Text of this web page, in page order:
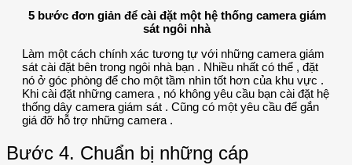
5 bước đơn giản để cài đặt một hệ thống camera giám
sát ngôi nhà
Làm một cách chính xác tương tự với những camera giám
sát cài đặt bên trong ngôi nhà bạn . Nhiều nhất có thể , đặt
nó ở góc phòng để cho một tầm nhìn tốt hơn của khu vực .
Khi cài đặt những camera , nó không yêu cầu bạn cài đặt hệ
thống dây camera giám sát . Cũng có một yêu cầu để gắn
giá đỡ hỗ trợ những camera .
Bước 4. Chuẩn bị những cáp